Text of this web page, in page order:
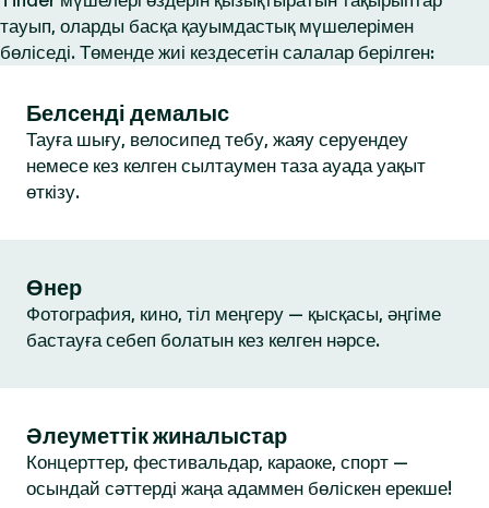
тауып, оларды басқа қауымдастық мүшелерімен
бөліседі. Төменде жиі кездесетін салалар берілген:
Белсенді демалыс
Тауға шығу, велосипед тебу, жаяу серуендеу
немесе кез келген сылтаумен таза ауада уақыт
өткізу.
Өнер
Фотография, кино, тіл меңгеру — қысқасы, әңгіме
бастауға себеп болатын кез келген нәрсе.
Әлеуметтік жиналыстар
Концерттер, фестивальдар, караоке, спорт —
осындай сәттерді жаңа адаммен бөліскен ерекше!